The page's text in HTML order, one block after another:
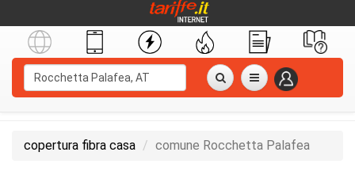
copertura fibra casa comune Rocchetta Palafea